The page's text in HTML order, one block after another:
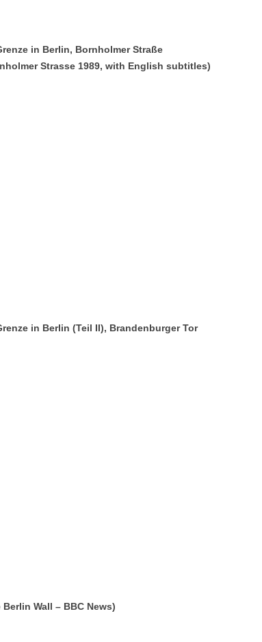
in Berlin, Bornholmer Straße
Strasse 1989, with English subtitles)
in Berlin (Teil II), Brandenburger Tor
Wall – BBC News)